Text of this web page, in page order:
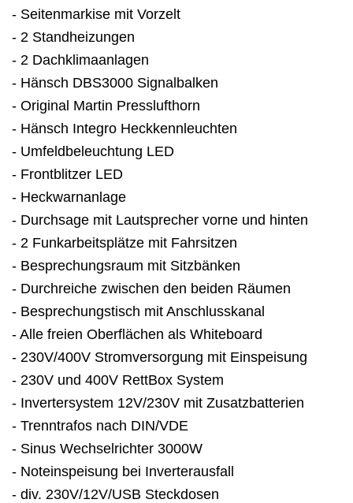
- Seitenmarkise mit Vorzelt
- 2 Standheizungen
- 2 Dachklimaanlagen
- Hänsch DBS3000 Signalbalken
- Original Martin Presslufthorn
- Hänsch Integro Heckkennleuchten
- Umfeldbeleuchtung LED
- Frontblitzer LED
- Heckwarnanlage
- Durchsage mit Lautsprecher vorne und hinten
- 2 Funkarbeitsplätze mit Fahrsitzen
- Besprechungsraum mit Sitzbänken
- Durchreiche zwischen den beiden Räumen
- Besprechungstisch mit Anschlusskanal
- Alle freien Oberflächen als Whiteboard
- 230V/400V Stromversorgung mit Einspeisung
- 230V und 400V RettBox System
- Invertersystem 12V/230V mit Zusatzbatterien
- Trenntrafos nach DIN/VDE
- Sinus Wechselrichter 3000W
- Noteinspeisung bei Inverterausfall
- div. 230V/12V/USB Steckdosen